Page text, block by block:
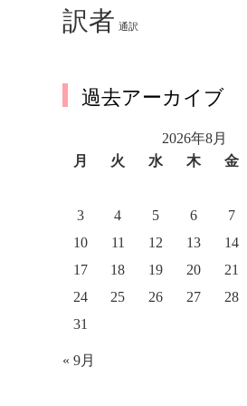
訳者 通訳
過去アーカイブ
2026年8月
月
火 水 木 金
3
4 5 6 7
10
11 12 13 14
17
18 19 20 21
24
25 26 27 28
31
« 9月